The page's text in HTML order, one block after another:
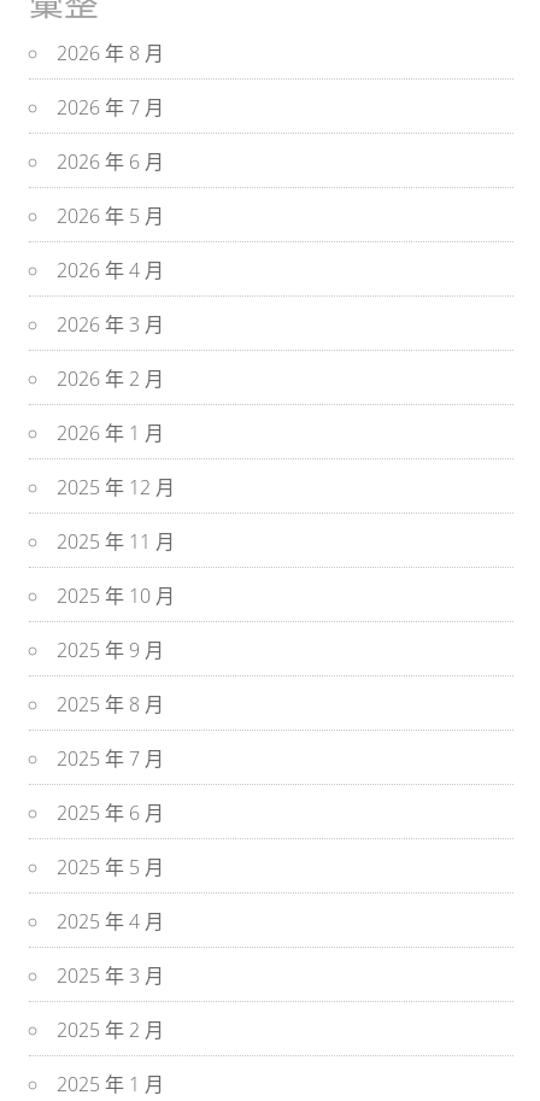
2026 年 8 月
2026 年 7 月
2026 年 6 月
2026 年 5 月
2026 年 4 月
2026 年 3 月
2026 年 2 月
2026 年 1 月
2025 年 12 月
2025 年 11 月
2025 年 10 月
2025 年 9 月
2025 年 8 月
2025 年 7 月
2025 年 6 月
2025 年 5 月
2025 年 4 月
2025 年 3 月
2025 年 2 月
2025 年 1 月